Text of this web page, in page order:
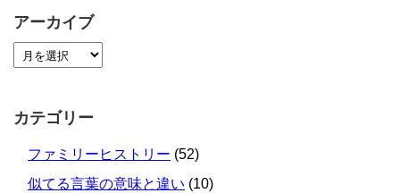
アーカイブ
カテゴリー
ファミリーヒストリー (52)
似てる言葉の意味と違い (10)